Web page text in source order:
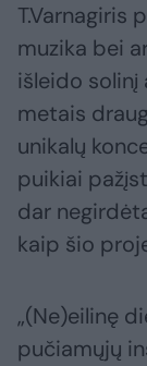
T.Varnagiris
muzika bei
išleido solinį
metais
unikalų
puikiai
dar
kaip šio
„(Ne)eilinę
pučiamųjų